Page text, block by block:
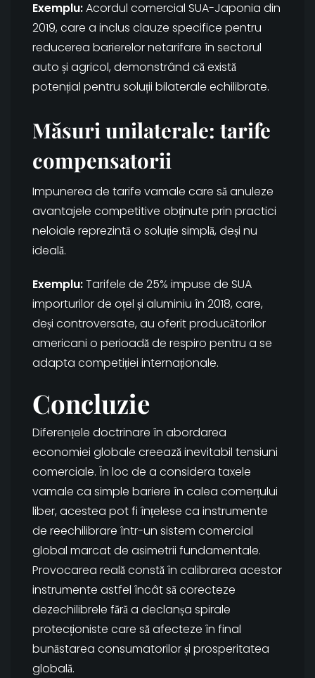
Exemplu:Acordul comercial SUA-Japonia din
2019, care a inclus clauze specifice pentru
reducerea barierelor netarifare în sectorul
auto și agricol, demonstrând că există
potențial pentru soluții bilaterale echilibrate.
Măsuri unilaterale: tarife
compensatorii
Impunerea de tarife vamale care să anuleze
avantajele competitive obținute prin practici
neloiale reprezintă o soluție simplă, deși nu
ideală.
Exemplu:Tarifele de 25% impuse de SUA
importurilor de oțel și aluminiu în 2018, care,
deși controversate, au oferit producătorilor
americani o perioadă de respiro pentru a se
adapta competiției internaționale.
Concluzie
Diferențele doctrinare în abordarea
economiei globale creează inevitabil tensiuni
comerciale. În loc de a considera taxele
vamale ca simple bariere în calea comerțului
liber, acestea pot fi înțelese ca instrumente
de reechilibrare într-un sistem comercial
global marcat de asimetrii fundamentale.
Provocarea reală constă în calibrarea acestor
instrumente astfel încât să corecteze
dezechilibrele fără a declanșa spirale
protecționiste care să afecteze în final
bunăstarea consumatorilor și prosperitatea
globală.